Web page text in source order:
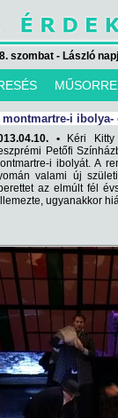
szombat - László
montmartre-i ibolya-
•Kéri Kitty
Petőfi
i ibolyát. A
valami új
az elmúlt fél
ugyanakkor